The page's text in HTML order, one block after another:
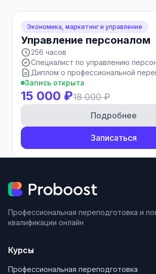
Экономика, маркетинг и управление
Управление персоналом
256 часов
Специалист по управлению
Диплом о профессиональной
Запись открыта
15 000 ₽18 000 ₽
Подробнее
Записаться
Профессиональная переподготовка и
квалификации онлайн
Курсы
Профессиональная переподготовка